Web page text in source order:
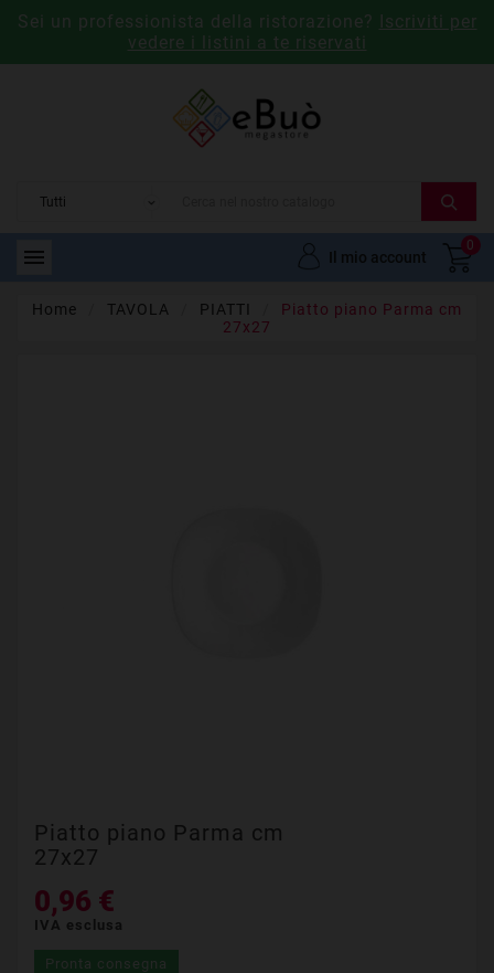
Sei un professionista della ristorazione? Iscriviti per
vedere i listini a te riservati
 Il mio account
0
Home TAVOLA PIATTI
Piatto piano Parma cm
27x27
Piatto piano Parma cm
27x27
0,96 €
IVA esclusa
Pronta consegna